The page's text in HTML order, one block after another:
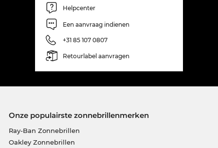
Helpcenter
Een aanvraag indienen
+31 85 107 0807
Retourlabel aanvragen
Onze populairste zonnebrillenmerken
Ray-Ban Zonnebrillen
Oakley Zonnebrillen